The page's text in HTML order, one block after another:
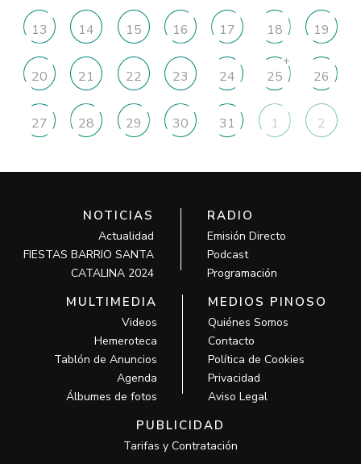
13 14 15 16 17 18 19
20 21 22 23 24 25
+
26
27 28 29 30 31 1 2
NOTICIAS
Actualidad
FIESTAS BARRIO SANTA
CATALINA 2024
RADIO
Emisión Directo
Podcast
Programación
MULTIMEDIA
Videos
Hemeroteca
Tablón de Anuncios
Agenda
Álbumes de fotos
MEDIOS PINOSO
Quiénes Somos
Contacto
Política de Cookies
Privacidad
Aviso Legal
PUBLICIDAD
Tarifas y Contratación